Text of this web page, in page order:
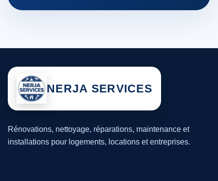
NERJA SERVICES
Rénovations, nettoyage, réparations, maintenance et
installations pour logements, locations et entreprises.